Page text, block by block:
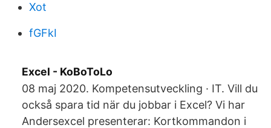
Xot
fGFkI
Excel - KoBoToLo
08 maj 2020. Kompetensutveckling · IT. Vill du
också spara tid när du jobbar i Excel? Vi har
Andersexcel presenterar: Kortkommandon i